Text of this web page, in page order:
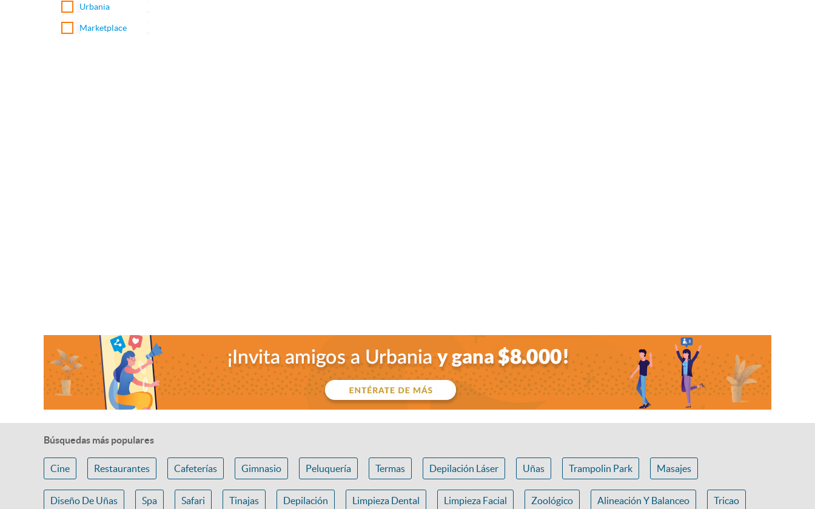
Urbania
Marketplace
Búsquedas más populares
Cine Restaurantes Cafeterías Gimnasio Peluquería Termas Depilación Láser Uñas Trampolin Park Masajes
Diseño De Uñas Spa Safari Tinajas Depilación Limpieza Dental Limpieza Facial Zoológico Alineación Y Balanceo Tricao